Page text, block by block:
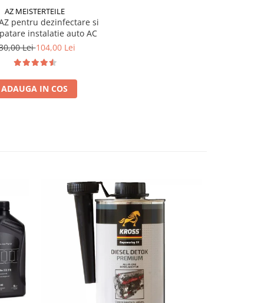
AZ MEISTERTEILE
pentru dezinfectare si
instalatie auto AC
Lei104,00 Lei
ADAUGA IN COS